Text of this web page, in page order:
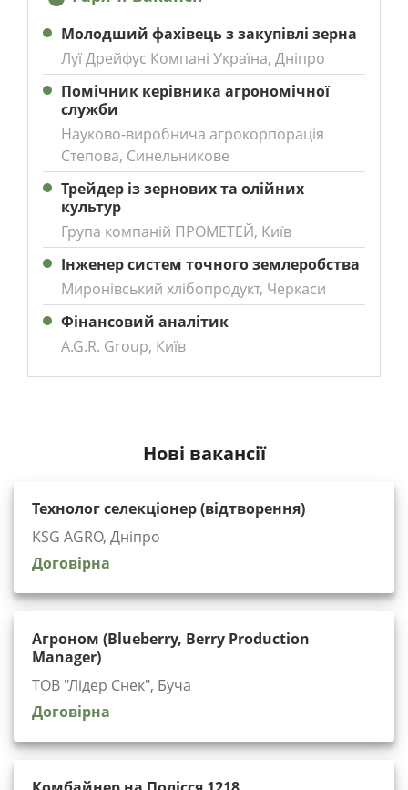
Молодший фахівець з закупівлі зерна
Луї Дрейфус Компані Україна, Дніпро
Помічник керівника агрономічної
служби
Науково-виробнича агрокорпорація
Степова, Синельникове
Трейдер із зернових та олійних
культур
Група компаній ПРОМЕТЕЙ, Київ
Інженер систем точного землеробства
Миронівський хлібопродукт, Черкаси
Фінансовий аналітик
A.G.R. Group, Київ
Нові вакансії
Технолог селекціонер (відтворення)
KSG AGRO, Дніпро
Договірна
Агроном (Blueberry, Berry Production
Manager)
ТОВ "Лідер Снек", Буча
Договірна